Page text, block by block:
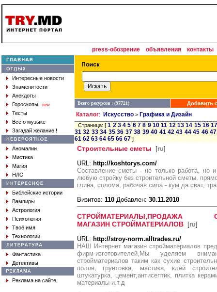
press-обозрение объявления контакты
Интересные новости
Знаменитости
Анекдоты
Гороскопы
new
Тесты
Всё о музыке
Загадай желание !
Аномалии
Мистика
Магия
НЛО
Библейские истории
Вампиры
Астрология
Психология
Твоё имя
Технологии
Фантастика
Детективы
Реклама на сайте
Всего ресурсов : (97721) Добавить
Каталог: Искусство > Графика и Дизайн
Страница: [1 2 3 4 5 6 7 8 9 10 11 12 13 14 15 16
31 32 33 34 35 36 37 38 39 40 41 42 43 44 45 46 47
61 62 63 64 65 66 67 ]
Строительные сметы [ru]
URL: http://koshtorys.com/
Составление сметы - не только работа, но
любую стройку без строительной сметы,
глина, солома, рабочая сила - кум да сват,
Визитов: 110 Добавлен: 30.11.2010
СТРОЙМАТЕРИАЛЫ,ПРОДАЖА
МАГАЗИН СТРОЙМАТЕРИАЛОВ [ru]
URL: http://stroy-norm.alltrades.ru/
НАШ Интернет магазин стройматериалов
фирм-изготовителей,Мы уделяем
стройматериалов таким как сухие
полов, грунтовка, мастика, клей
штукатурка, цемент,антисептик, плитка
материалы и.т.д